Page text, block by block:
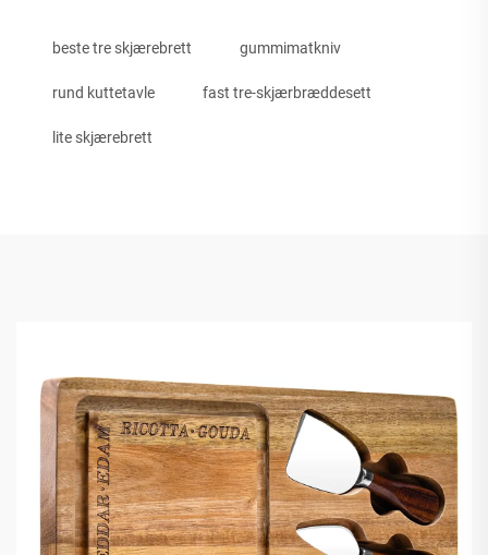
beste tre skjærebrett gummimatkniv
rund kuttetavle fast tre-skjærbræddesett
lite skjærebrett